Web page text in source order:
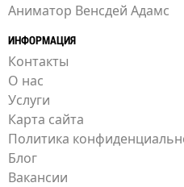
Аниматор Венсдей Адамс
ИНФОРМАЦИЯ
Контакты
О нас
Услуги
Карта сайта
Политика
Блог
Вакансии